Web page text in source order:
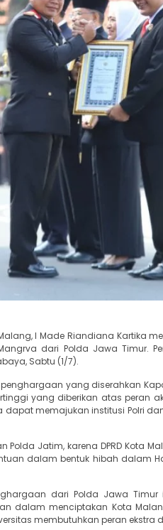
I Made Riandiana Kartika
dari Polda Jawa Timur.
Sabtu (1/7).
yang diserahkan
yang diberikan atas peran
memajukan institusi Polri
Polda Jatim, karena DPRD Kota
dalam bentuk hibah dalam
dari Polda Jawa
dalam menciptakan Kota
membutuhkan peran ekstra